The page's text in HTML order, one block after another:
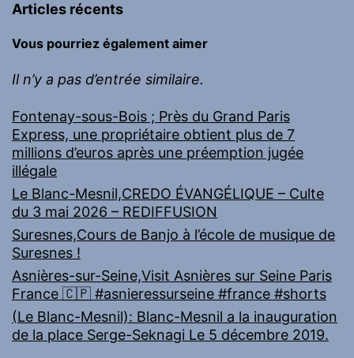
Articles récents
Vous pourriez également aimer
Il n’y a pas d’entrée similaire.
Fontenay-sous-Bois ; Près du Grand Paris
Express, une propriétaire obtient plus de 7
millions d’euros après une préemption jugée
illégale
Le Blanc-Mesnil,CREDO ÉVANGÉLIQUE – Culte
du 3 mai 2026 – REDIFFUSION
Suresnes,Cours de Banjo à l’école de musique de
Suresnes !
Asnières-sur-Seine,Visit Asnières sur Seine Paris
France 🇨🇵 #asnieressurseine #france #shorts
(Le Blanc-Mesnil): Blanc-Mesnil a la inauguration
de la place Serge-Seknagi Le 5 décembre 2019.